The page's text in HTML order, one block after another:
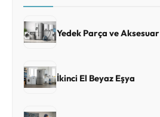
Yedek Parça ve Aksesuar
İkinci El Beyaz Eşya